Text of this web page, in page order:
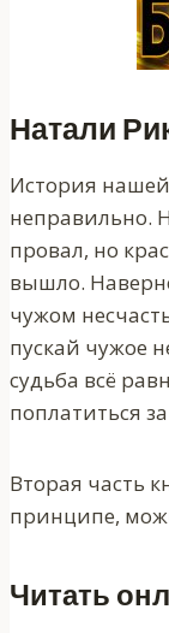
Натали
История
неправильно.
провал, но
вышло.
чужом
пускай чужое
судьба всё
поплатиться
Вторая часть
принципе,
Читать